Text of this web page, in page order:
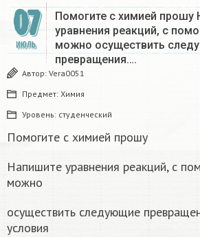
07
ИЮЛЬ
Помогите с химией прошу
уравнения реакций, с
можно осуществить
превращения….
Автор: Vera0051
Предмет: Химия
Уровень: студенческий
Помогите с химией прошу
Напишите уравнения реакций, с
можно
осуществить следующие
условия